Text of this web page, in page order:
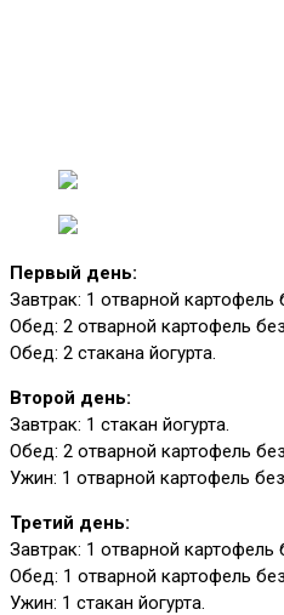
Первый день:
Завтрак: 1 отварной картофель
Обед: 2 отварной картофель
Обед: 2 стакана йогурта.
Второй день:
Завтрак: 1 стакан йогурта.
Обед: 2 отварной картофель
Ужин: 1 отварной картофель
Третий день:
Завтрак: 1 отварной картофель
Обед: 1 отварной картофель
Ужин: 1 стакан йогурта.